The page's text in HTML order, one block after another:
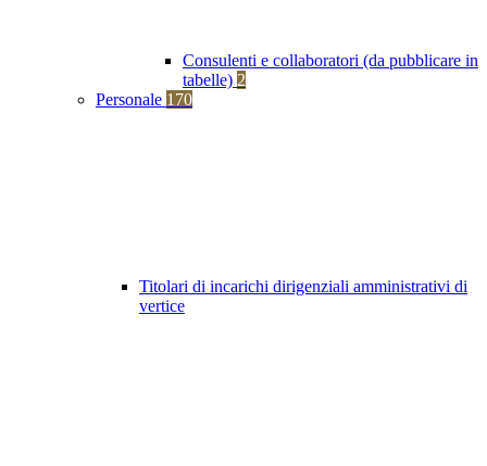
Consulenti e collaboratori (da pubblicare in
tabelle) 2
Personale 170
Titolari di incarichi dirigenziali amministrativi di
vertice